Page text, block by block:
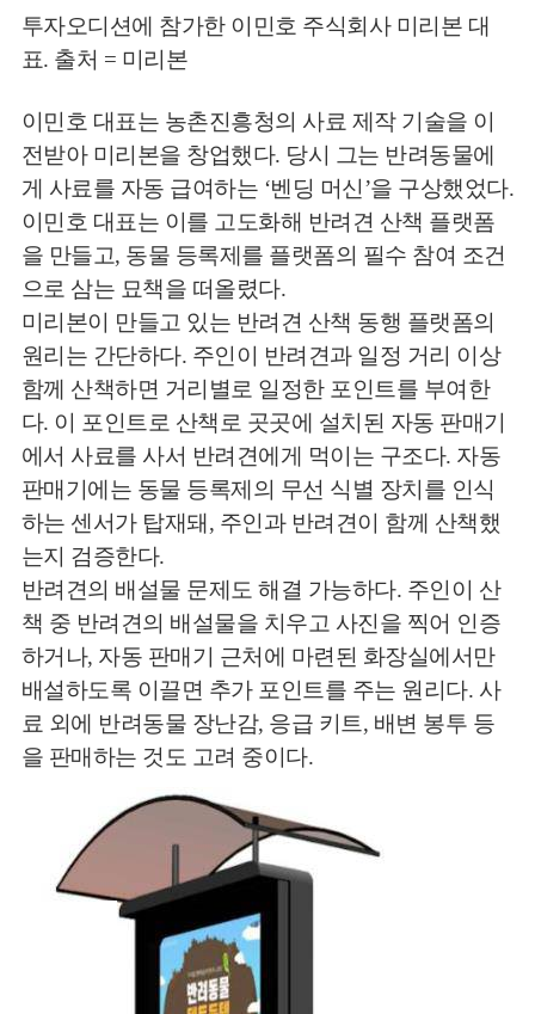
투자오디션에 참가한 이민호 주식회사 미리본 대
표. 출처 = 미리본
이민호 대표는 농촌진흥청의 사료 제작 기술을 이
전받아 미리본을 창업했다. 당시 그는 반려동물에
게 사료를 자동 급여하는 ‘벤딩 머신’을 구상했었다.
이민호 대표는 이를 고도화해 반려견 산책 플랫폼
을 만들고, 동물 등록제를 플랫폼의 필수 참여 조건
으로 삼는 묘책을 떠올렸다.
미리본이 만들고 있는 반려견 산책 동행 플랫폼의
원리는 간단하다. 주인이 반려견과 일정 거리 이상
함께 산책하면 거리별로 일정한 포인트를 부여한
다. 이 포인트로 산책로 곳곳에 설치된 자동 판매기
에서 사료를 사서 반려견에게 먹이는 구조다. 자동
판매기에는 동물 등록제의 무선 식별 장치를 인식
하는 센서가 탑재돼, 주인과 반려견이 함께 산책했
는지 검증한다.
반려견의 배설물 문제도 해결 가능하다. 주인이 산
책 중 반려견의 배설물을 치우고 사진을 찍어 인증
하거나, 자동 판매기 근처에 마련된 화장실에서만
배설하도록 이끌면 추가 포인트를 주는 원리다. 사
료 외에 반려동물 장난감, 응급 키트, 배변 봉투 등
을 판매하는 것도 고려 중이다.